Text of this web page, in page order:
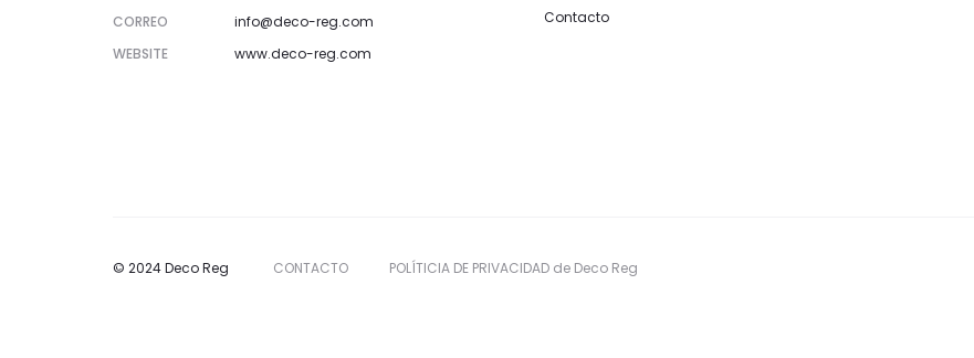
CORREO
info@deco-reg.com
WEBSITE
www.deco-reg.com
Contacto
© 2024 Deco Reg CONTACTO POLÍTICIA DE PRIVACIDAD de Deco Reg